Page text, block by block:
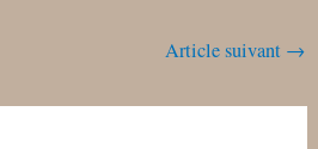
Article suivant →